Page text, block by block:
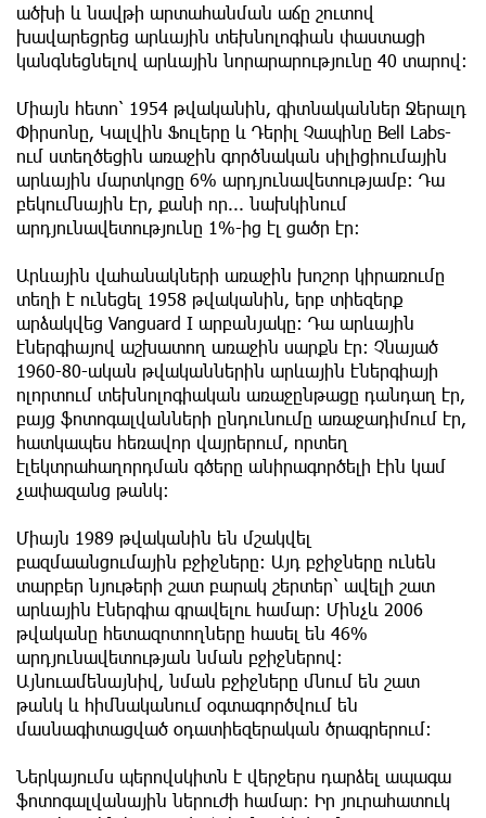
ածխի և նավթի արտահանման աճը շուտով
խավարեցրեց արևային տեխնոլոգիան փաստացի
կանգնեցնելով արևային նորարարությունը 40 տարով:
Միայն հետո՝ 1954 թվականին, գիտնականներ Ջերալդ
Փիրսոնը, Կալվին Ֆուլերը և Դերիլ Չապինը Bell Labs-
ում ստեղծեցին առաջին գործնական սիլիցիումային
արևային մարտկոցը 6% արդյունավետությամբ։ Դա
բեկումնային էր, քանի որ... նախկինում
արդյունավետությունը 1%-ից էլ ցածր էր։
Արևային վահանակների առաջին խոշոր կիրառումը
տեղի է ունեցել 1958 թվականին, երբ տիեզերք
արձակվեց Vanguard I արբանյակը: Դա արևային
էներգիայով աշխատող առաջին սարքն էր: Չնայած
1960-80-ական թվականներին արևային էներգիայի
ոլորտում տեխնոլոգիական առաջընթացը դանդաղ էր,
բայց ֆոտոգալվանների ընդունումը առաջադիմում էր,
հատկապես հեռավոր վայրերում, որտեղ
էլեկտրահաղորդման գծերը անիրագործելի էին կամ
չափազանց թանկ:
Միայն 1989 թվականին են մշակվել
բազմաանցումային բջիջները։ Այդ բջիջները ունեն
տարբեր նյութերի շատ բարակ շերտեր՝ ավելի շատ
արևային էներգիա գրավելու համար: Մինչև 2006
թվականը հետազոտողները հասել են 46%
արդյունավետության նման բջիջներով:
Այնուամենայնիվ, նման բջիջները մնում են շատ
թանկ և հիմնականում օգտագործվում են
մասնագիտացված օդատիեզերական ծրագրերում:
Ներկայումս պերովսկիտն է վերջերս դարձել ապագա
ֆոտոգալվանային ներուժի համար: Իր յուրահատուկ